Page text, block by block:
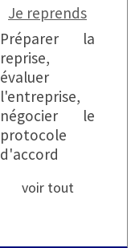
Je reprends
Préparer la
reprise,
évaluer
l'entreprise,
négocier le
protocole
d'accord
voir tout